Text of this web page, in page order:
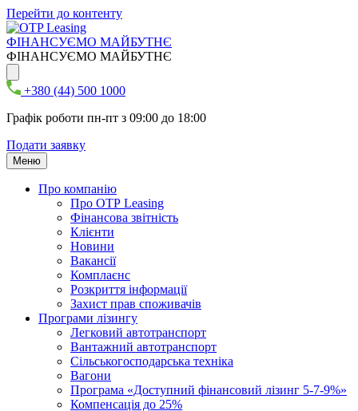
Перейти до контенту
ФІНАНСУЄМО МАЙБУТНЄ
ФІНАНСУЄМО МАЙБУТНЄ
+380 (44) 500 1000
Графік роботи пн-пт з 09:00 до 18:00
Подати заявку
Меню
Про компанію
Про ОТР Leasing
Фінансова звітність
Клієнти
Новини
Вакансії
Комплаєнс
Розкриття інформації
Захист прав споживачів
Програми лізингу
Легковий автотранспорт
Вантажний автотранспорт
Cільськогосподарська техніка
Вагони
Програма «Доступний фінансовий лізинг 5-7-9%»
Компенсація до 25%